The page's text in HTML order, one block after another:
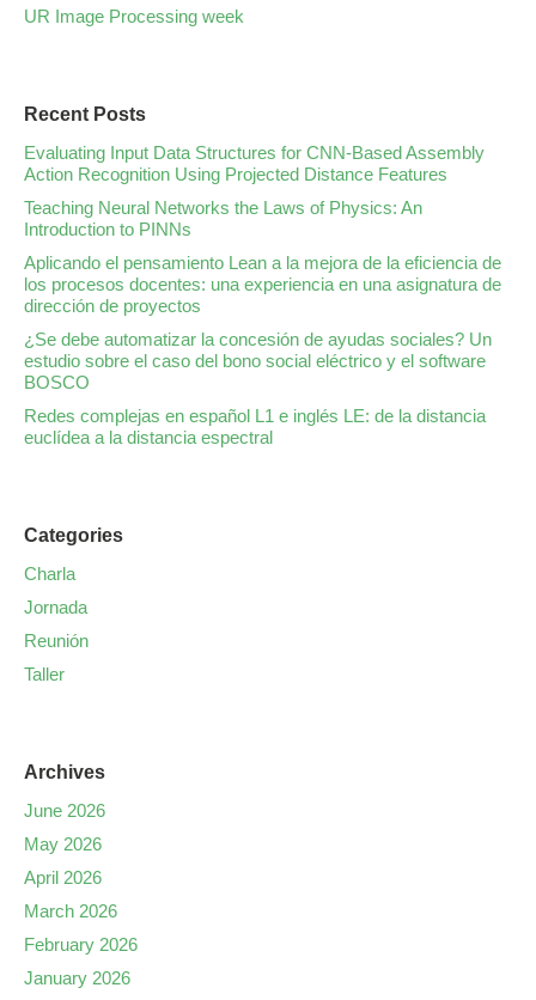
UR Image Processing week
Recent Posts
Evaluating Input Data Structures for CNN-Based Assembly
Action Recognition Using Projected Distance Features
Teaching Neural Networks the Laws of Physics: An
Introduction to PINNs
Aplicando el pensamiento Lean a la mejora de la eficiencia de
los procesos docentes: una experiencia en una asignatura de
dirección de proyectos
¿Se debe automatizar la concesión de ayudas sociales? Un
estudio sobre el caso del bono social eléctrico y el software
BOSCO
Redes complejas en español L1 e inglés LE: de la distancia
euclídea a la distancia espectral
Categories
Charla
Jornada
Reunión
Taller
Archives
June 2026
May 2026
April 2026
March 2026
February 2026
January 2026